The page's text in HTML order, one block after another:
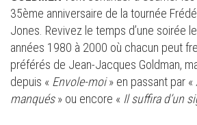
35ème anniversaire de la tournée
Jones. Revivez le temps d’une soirée
années 1980 à 2000 où chacun peut
préférés de Jean-Jacques Goldman,
depuis « Envole-moi» en passant par «
manqués» ou encore « Il suffira d’un